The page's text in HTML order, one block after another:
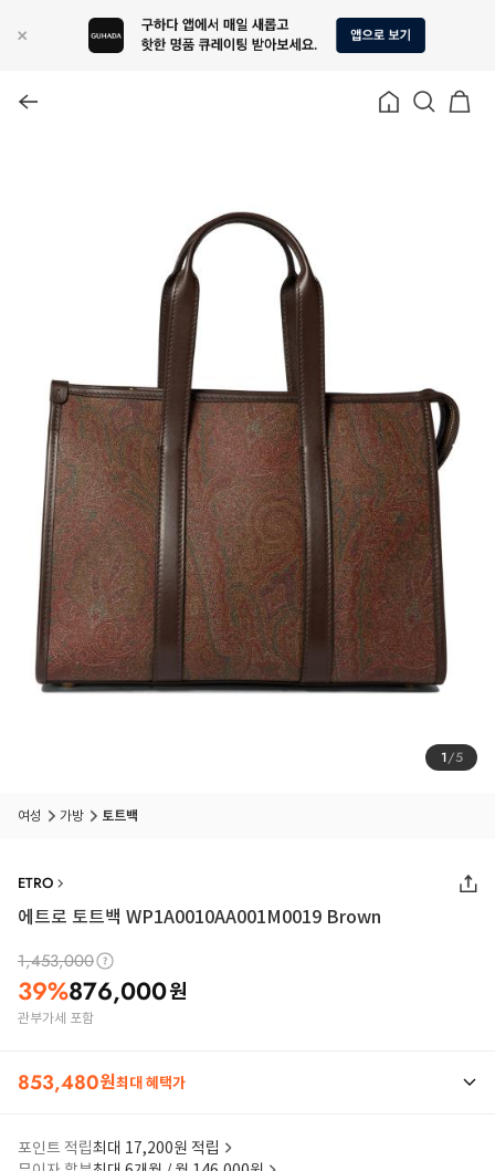
1/5
여성 가방 토트백
ETRO
에트로 토트백 WP1A0010AA001M0019 Brown
1,453,000
39%876,000원
관부가세 포함
853,480원최대 혜택가
포인트 적립최대 17,200원 적립